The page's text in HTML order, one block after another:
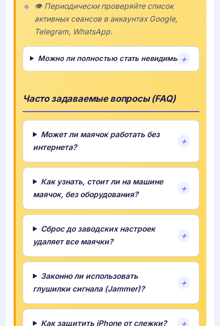
👁️ Периодически проверяйте список
активных сеансов в аккаунтах Google,
Telegram, WhatsApp.
Можно ли полностью стать невидимым?
Часто задаваемые вопросы (FAQ)
Может ли маячок работать без
интернета?
Как узнать, стоит ли на машине
маячок, без оборудования?
Сброс до заводских настроек
удаляет все маячки?
Законно ли использовать
глушилки сигнала (Jammer)?
Как защитить iPhone от слежки?